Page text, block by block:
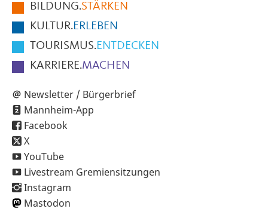
SeiteBILDUNG.STÄRKEN
KULTUR.ERLEBEN
TOURISMUS.ENTDECKEN
KARRIERE.MACHEN
Newsletter / Bürgerbrief
Mannheim-App
Facebook
X
YouTube
Livestream Gremiensitzungen
Instagram
Mastodon